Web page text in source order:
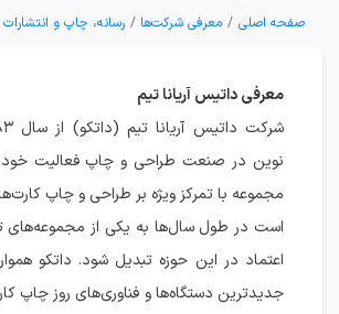
صفحه اصلی معرفی شرکت‌ها رسانه، چاپ و انتشارات
معرفی داتیس آریانا تیم
نوین در صنعت طراحی و چاپ فعالیت خود
است در طول سال‌ها به یکی از
اعتماد در این حوزه تبدیل شود. داتکو
جدیدترین دستگاه‌ها و فناوری‌های روز چاپ